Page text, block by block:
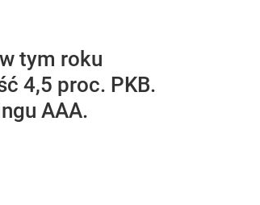
tym roku
4,5 proc. PKB.
AAA.